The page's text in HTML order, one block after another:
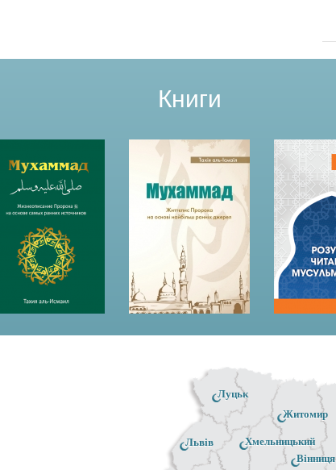
Книги
Житомир
Хмельницький
Луцьк
Вінниця
Львів